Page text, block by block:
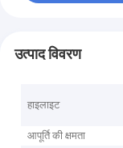
उत्पाद विवरण
हाइलाइट
आपूर्ति की क्षमता